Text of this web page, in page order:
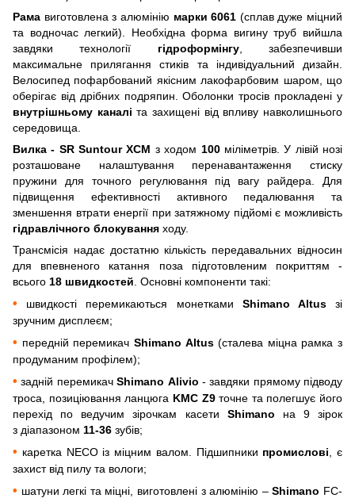
Рама виготовлена з алюмінію марки 6061 (сплав дуже міцний
та водночас легкий). Необхідна форма вигину труб вийшла
завдяки технології гідроформінгу, забезпечивши
максимальне прилягання стиків та індивідуальний дизайн.
Велосипед пофарбований якісним лакофарбовим шаром, що
оберігає від дрібних подряпин. Оболонки тросів прокладені у
внутрішньому каналі та захищені від впливу навколишнього
середовища.
Вилка - SR Suntour XCM з ходом 100 міліметрів. У лівій нозі
розташоване налаштування перенавантаження стиску
пружини для точного регулювання під вагу райдера. Для
підвищення ефективності активного педалювання та
зменшення втрати енергії при затяжному підйомі є можливість
гідравлічного блокування ходу.
Трансмісія надає достатню кількість передавальних відносин
для впевненого катання поза підготовленим покриттям -
всього 18 швидкостей . Основні компоненти такі:
• швидкості перемикаються монетками Shimano Altusзі
зручним дисплеєм;
• передній перемикач Shimano Altus(сталева міцна рамка з
продуманим профілем);
•задній перемикачShimano Alivio - завдяки прямому підводу
троса, позиціювання ланцюга KMC Z9точне та полегшує його
перехід по ведучим зірочкам касети Shimano на
9 зірок
з діапазоном 11-36 зубів;
• каретка NECO із міцним валом. Підшипники промислові , є
захист від пилу та вологи;
• шатуни легкі та міцні, виготовлені з алюмінію –Shimano FC-